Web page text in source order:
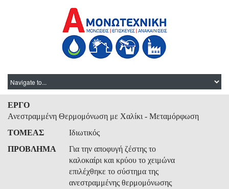
ΕΡΓΟ
Ανεστραμμένη Θερμομόνωση με Χαλίκι - Μεταμόρφωση
ΤΟΜΕΑΣ
Ιδιωτικός
ΠΡΟΒΛΗΜΑ
Για την αποφυγή ζέστης το
καλοκαίρι και κρύου το χειμώνα
επιλέχθηκε το σύστημα της
ανεστραμμένης θερμομόνωσης